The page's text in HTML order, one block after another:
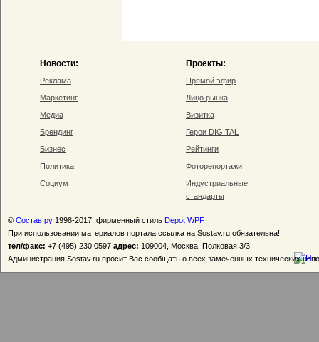
Новости:
Реклама
Маркетинг
Медиа
Брендинг
Бизнес
Политика
Социум
Проекты:
Прямой эфир
Лицо рынка
Визитка
Герои DIGITAL
Рейтинги
Фоторепортажи
Индустриальные
стандарты
© Состав.ру 1998-2017, фирменный стиль Depot WPF
При использовании материалов портала ссылка на Sostav.ru обязательна!
тел/факс: +7 (495) 230 0597 адрес: 109004, Москва, Полковая 3/3
Администрация Sostav.ru просит Вас сообщать о всех замеченных технических